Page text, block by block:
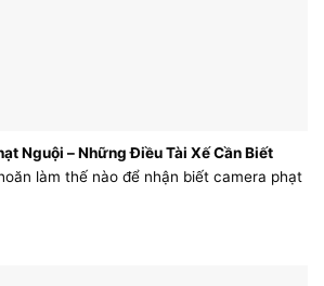
Nguội – Những Điều Tài Xế Cần Biết
làm thế nào để nhận biết camera phạt